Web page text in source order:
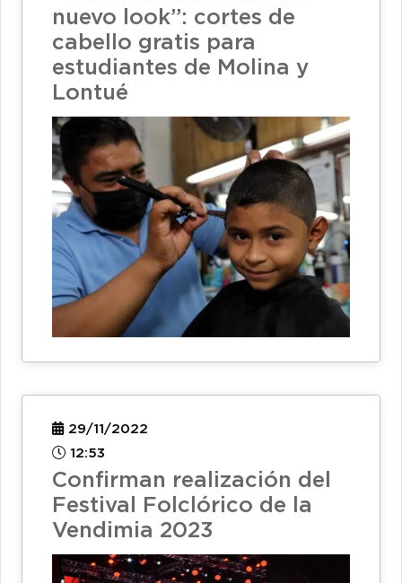
nuevo look”: cortes de
cabello gratis para
estudiantes de Molina y
Lontué
29/11/2022
12:53
Confirman realización del
Festival Folclórico de la
Vendimia 2023